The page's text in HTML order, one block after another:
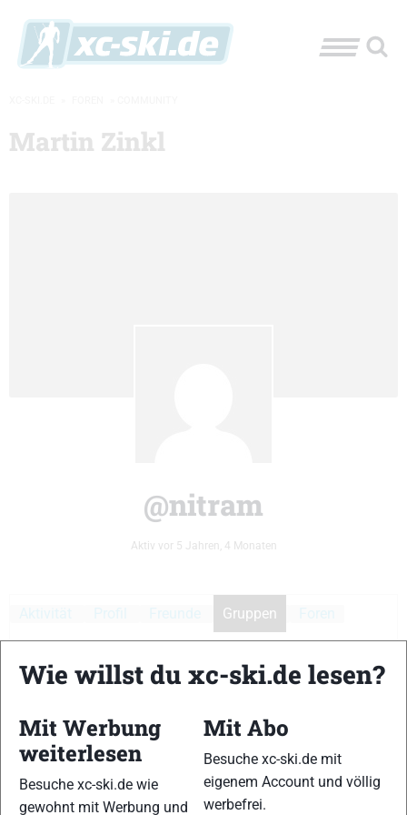
Martin Zinkl
@nitram
Aktiv vor 5 Jahren, 4 Monaten
Gruppen
Anordnen
nach:
Es wurden keine Gruppen gefunden.
Wie willst du xc-ski.de lesen?
Mit Werbung
weiterlesen
Besuche xc-ski.de wie
gewohnt mit Werbung und
Mit Abo
Besuche xc-ski.de mit
eigenem Account und völlig
werbefrei.